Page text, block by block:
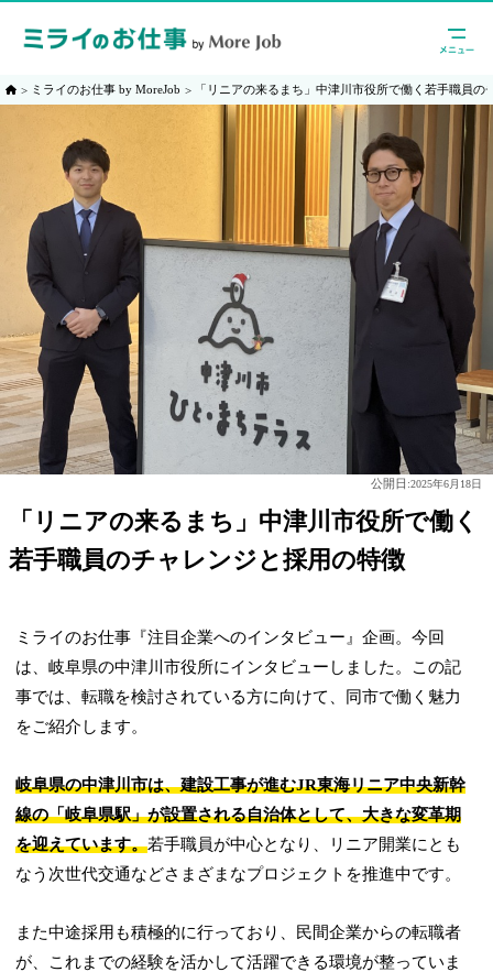
ミライのお仕事 by MoreJob 「リニアの来るまち」中津川市役所で働く若手職員の
公開日:2025年6月18日
「リニアの来るまち」中津川市役所で働く
若手職員のチャレンジと採用の特徴
ミライのお仕事『注目企業へのインタビュー』企画。今回
は、岐阜県の中津川市役所にインタビューしました。この記
事では、転職を検討されている方に向けて、同市で働く魅力
をご紹介します。
岐阜県の中津川市は、建設工事が進むJR東海リニア中央新幹
線の「岐阜県駅」が設置される自治体として、大きな変革期
を迎えています。若手職員が中心となり、リニア開業にとも
なう次世代交通などさまざまなプロジェクトを推進中です。
また中途採用も積極的に行っており、民間企業からの転職者
が、これまでの経験を活かして活躍できる環境が整っていま